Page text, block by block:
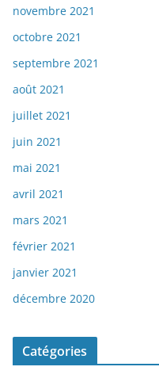
novembre 2021
octobre 2021
septembre 2021
août 2021
juillet 2021
juin 2021
mai 2021
avril 2021
mars 2021
février 2021
janvier 2021
décembre 2020
Catégories